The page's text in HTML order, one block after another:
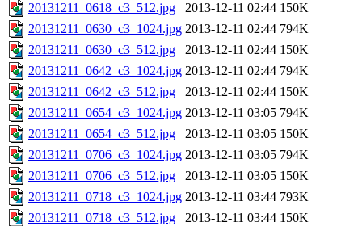
20131211_0618_c3_512.jpg
2013-12-11 02:44 150K
20131211_0630_c3_1024.jpg 2013-12-11 02:44 794K
20131211_0630_c3_512.jpg
2013-12-11 02:44 150K
20131211_0642_c3_1024.jpg 2013-12-11 02:44 794K
20131211_0642_c3_512.jpg
2013-12-11 02:44 150K
20131211_0654_c3_1024.jpg 2013-12-11 03:05 794K
20131211_0654_c3_512.jpg
2013-12-11 03:05 150K
20131211_0706_c3_1024.jpg 2013-12-11 03:05 794K
20131211_0706_c3_512.jpg
2013-12-11 03:05 150K
20131211_0718_c3_1024.jpg 2013-12-11 03:44 793K
20131211_0718_c3_512.jpg
2013-12-11 03:44 150K